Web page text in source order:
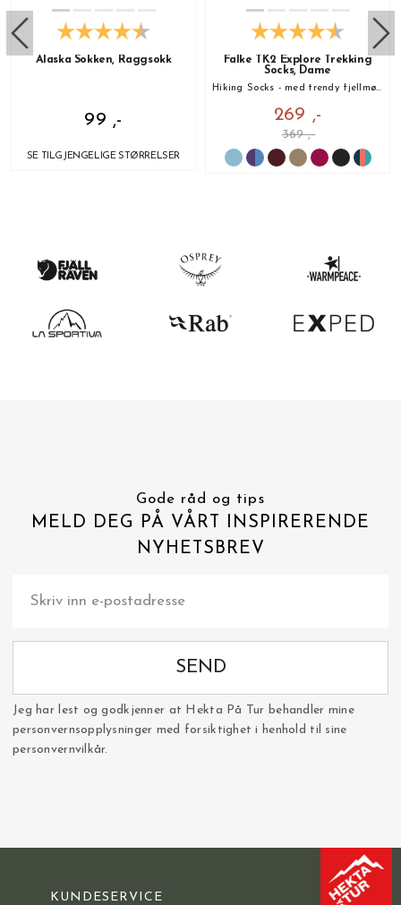
Alaska Sokken, Raggsokk
99 ,-
SE TILGJENGELIGE STØRRELSER
Falke TK2 Explore Trekking
Socks, Dame
Hiking Socks - med trendy fjellmønster!
269 ,-
369 ,-
Gode råd og tips
MELD DEG PÅ VÅRT INSPIRERENDE
NYHETSBREV
SEND
Jeg har lest og godkjenner at Hekta På Tur behandler mine
personvernsopplysninger med forsiktighet i henhold til sine
personvernvilkår.
KUNDESERVICE